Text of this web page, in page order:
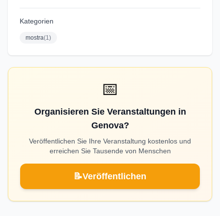
Kategorien
mostra(1)
📅
Organisieren Sie Veranstaltungen in
Genova?
Veröffentlichen Sie Ihre Veranstaltung kostenlos und
erreichen Sie Tausende von Menschen
📝Veröffentlichen